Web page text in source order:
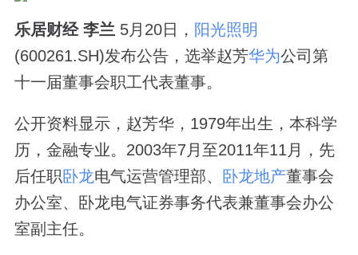
乐居财经 李兰 5月20日， 阳光照明
(600261.SH)发布公告，选举赵芳华为公司第
十一届董事会职工代表董事。
公开资料显示，赵芳华，1979年出生，本科学
历，金融专业。2003年7月至2011年11月，先
后任职卧龙电气运营管理部、 卧龙地产董事会
办公室、卧龙电气证券事务代表兼董事会办公
室副主任。